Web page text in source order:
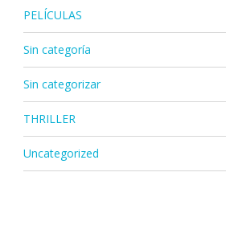
PELÍCULAS
Sin categoría
Sin categorizar
THRILLER
Uncategorized